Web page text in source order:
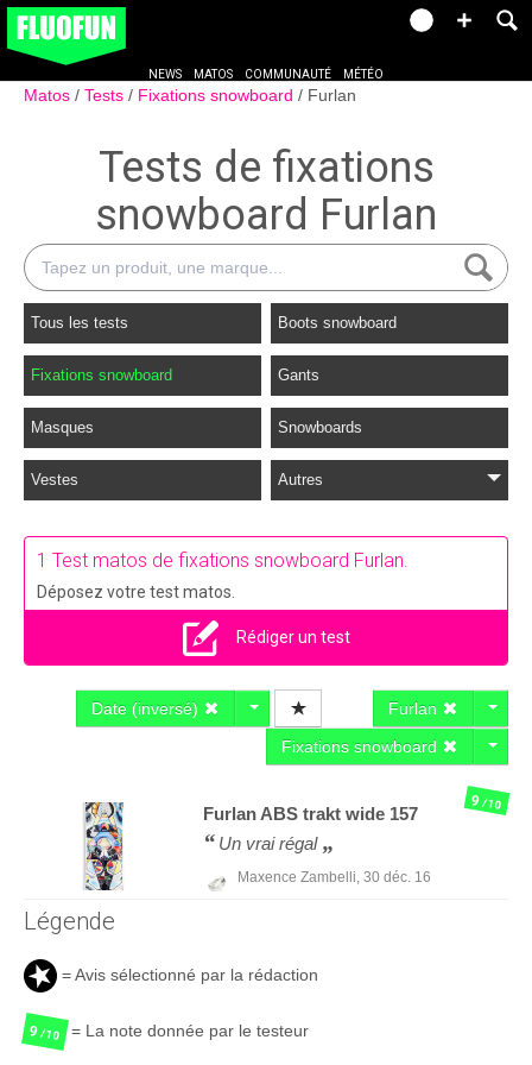
NEWS MATOS COMMUNAUTÉ MÉTÉO
Matos Tests Fixations snowboard Furlan
Tests de fixations
snowboard Furlan
Tous les tests Boots snowboard
Fixations snowboard Gants
Masques Snowboards
Vestes Autres
1 Test matos de fixations snowboard Furlan.
Déposez votre test matos.
Rédiger un test
Date (inversé)
Furlan
Fixations snowboard
Furlan ABS trakt wide 157
Un vrai régal
Maxence Zambelli, 30 déc. 16
9/10
Légende
= Avis sélectionné par la rédaction
9/10 = La note donnée par le testeur